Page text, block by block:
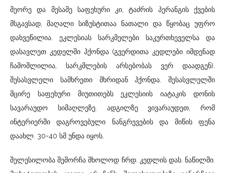
მეორე და მესამე საფეხური კი, ტაძრის პერანგის ქვების
მსგავსად, მაღალი სიზუსტითაა ნათალი და წყობაც უფრო
დახვეწილია. ეკლესიას სარკმელები საკურთხეველსა და
დასავლეთ კედელში ჰქონდა (გვერდითა კედლები იმდენად
ჩამოშლილია, სარკმლების არსებობას ვერ დაადგენ).
შესასვლელი სამხრეთი მხრიდან ჰქონდა. შესასვლელში
მცირე საფეხური მიუთითებს ეკლესიის იატაკის დონის
სავარაუდო სიმაღლეზე. ადგილზე ვივარაუდეთ, რომ
ინტერიერში დაგროვებული ნანგრევების და მიწის ფენა
დაახლ. 30-40 სმ უნდა იყოს.
შელესილობა შემორჩა მხოლოდ ჩრდ. კედლის დას. ნაწილში.